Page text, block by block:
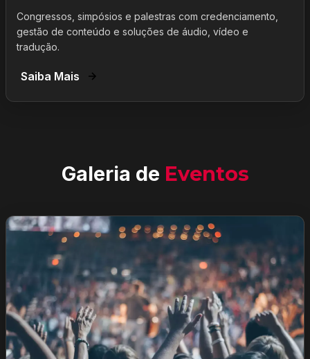
Congressos, simpósios e palestras com credenciamento,
gestão de conteúdo e soluções de áudio, vídeo e
tradução.
Saiba Mais
Galeria de Eventos